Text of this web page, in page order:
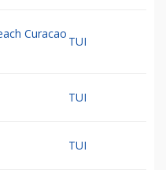
Curacao
TUI
TUI
TUI